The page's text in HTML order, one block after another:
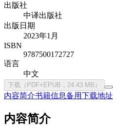
出版社
中译出版社
出版日期
2023年1月
ISBN
9787500172727
语言
中文
下载（PDF+EPUB，24.43 MB）
内容简介书籍信息备用下载地址
内容简介